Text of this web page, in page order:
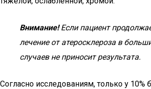
Внимание! Если пациент
лечение от атеросклероза в
случаев не приносит результата.
Согласно исследованиям, только у 10%